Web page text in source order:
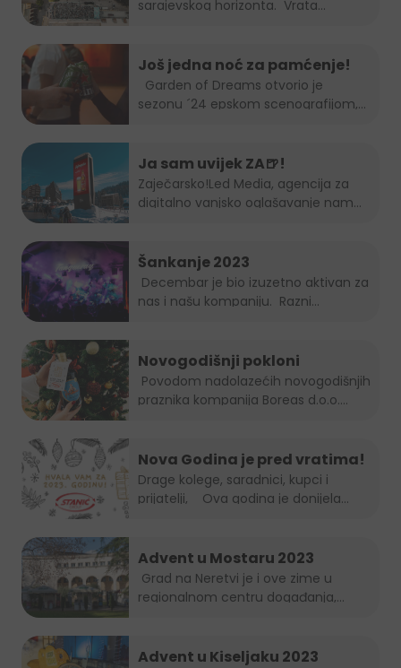
sarajevskog horizonta. Vrata...
Još jedna noć za pamćenje!
sezonu ´24 epskom scenografijom,...
Ja sam uvijek ZA🍺!
Zaječarsko!Led Media, agencija za
digitalno vanjsko oglašavanje nam
Šankanje 2023
nas i našu kompaniju. Razni...
Novogodišnji pokloni
praznika kompanija Boreas d.o.o....
Nova Godina je pred vratima!
Drage kolege, saradnici, kupci i
prijatelji, Ova godina je donijela...
Advent u Mostaru 2023
regionalnom centru događanja,...
Advent u Kiseljaku 2023